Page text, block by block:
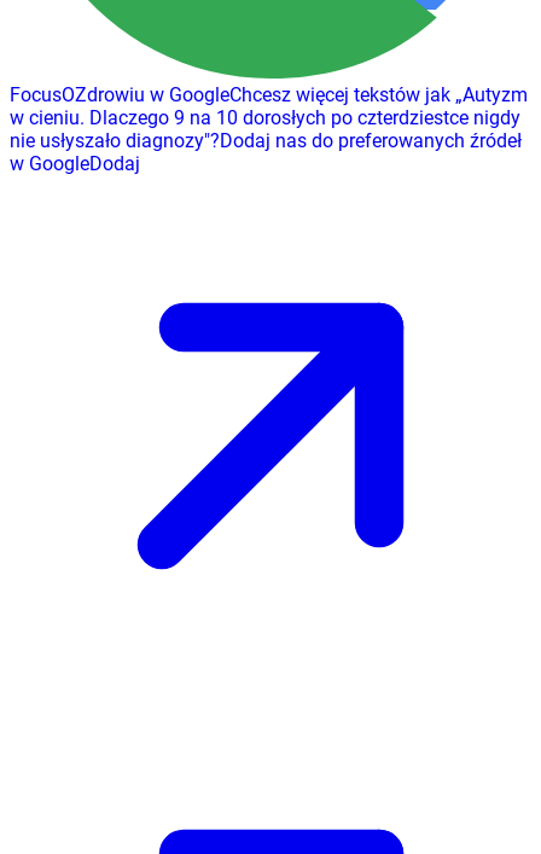
FocusOZdrowiu w GoogleChcesz więcej tekstów jak „Autyzm
w cieniu. Dlaczego 9 na 10 dorosłych po czterdziestce nigdy
nie usłyszało diagnozy"?Dodaj nas do preferowanych źródeł
w GoogleDodaj